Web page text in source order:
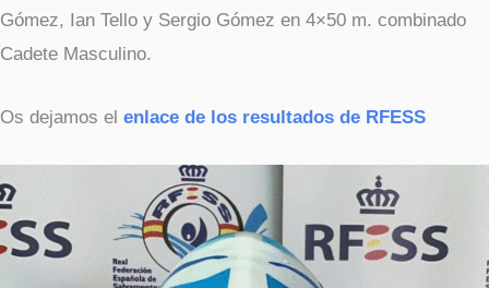
Gómez, Ian Tello y Sergio Gómez en 4×50 m. combinado
Cadete Masculino.
Os dejamos el enlace de los resultados de RFESS